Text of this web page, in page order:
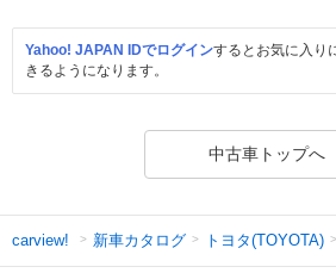
Yahoo! JAPAN IDでログインするとお気に入り
きるようになります。
中古車トップへ
carview! 新車カタログ トヨタ(TOYOTA)